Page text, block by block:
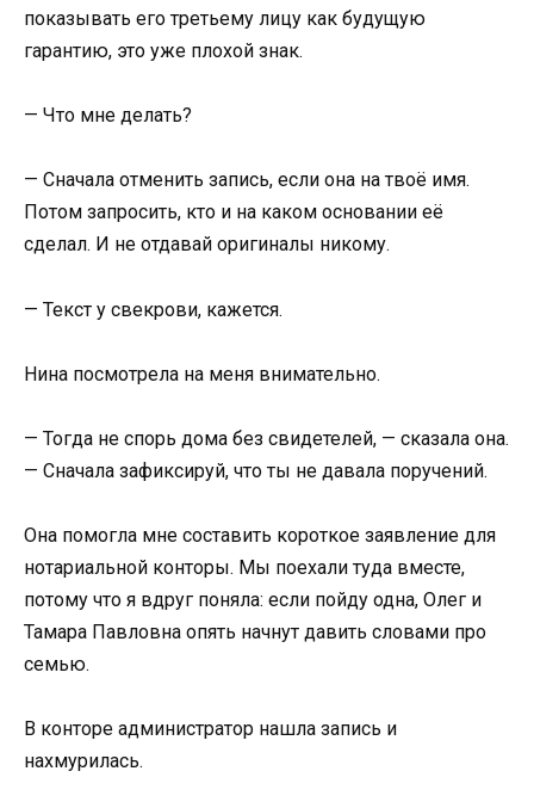
показывать его третьему лицу как будущую
гарантию, это уже плохой знак.
— Что мне делать?
— Сначала отменить запись, если она на твоё имя.
Потом запросить, кто и на каком основании её
сделал. И не отдавай оригиналы никому.
— Текст у свекрови, кажется.
Нина посмотрела на меня внимательно.
— Тогда не спорь дома без свидетелей, — сказала она.
— Сначала зафиксируй, что ты не давала поручений.
Она помогла мне составить короткое заявление для
нотариальной конторы. Мы поехали туда вместе,
потому что я вдруг поняла: если пойду одна, Олег и
Тамара Павловна опять начнут давить словами про
семью.
В конторе администратор нашла запись и
нахмурилась.